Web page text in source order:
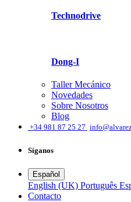
Technodrive
Dong-I
Taller Mecánico
Novedades
Sobre Nosotros
Blog
+34 981 87 25 27
Síganos
Español
English (UK) Português
​Contacto